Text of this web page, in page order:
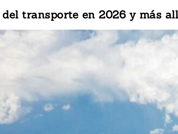
transporte en 2026 y más